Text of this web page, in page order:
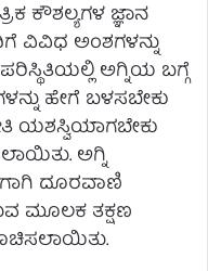
ಕೌಶಲ್ಯಗಳ ಜ್ಞಾನ
ವಿವಿಧ ಅಂಶಗಳನ್ನು
ಅಗ್ನಿಯ ಬಗ್ಗೆ
ಹೇಗೆ ಬಳಸಬೇಕು
ಯಶಸ್ವಿಯಾಗಬೇಕು
ಅಗ್ನಿ
ದೂರವಾಣಿ
ಮೂಲಕ ತಕ್ಷಣ